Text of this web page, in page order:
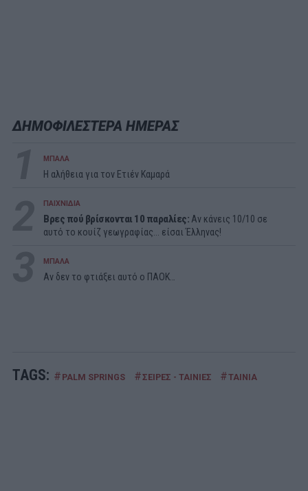
ΔΗΜΟΦΙΛΕΣΤΕΡΑ ΗΜΕΡΑΣ
ΜΠΑΛΑ
Η αλήθεια για τον Ετιέν Καμαρά
ΠΑΙΧΝΙΔΙΑ
Βρες πού βρίσκονται 10 παραλίες: Αν κάνεις 10/10 σε
αυτό το κουίζ γεωγραφίας... είσαι Έλληνας!
ΜΠΑΛΑ
Αν δεν το φτιάξει αυτό ο ΠΑΟΚ…
TAGS: # PALM SPRINGS #ΣΕΙΡΕΣ - ΤΑΙΝΙΕΣ #ΤΑΙΝΙΑ